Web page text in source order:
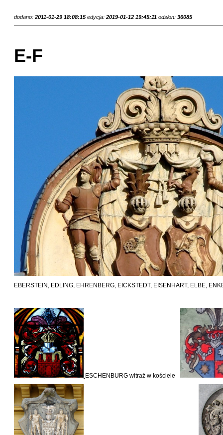
dodano: 2011-01-29 18:08:15 edycja: 2019-01-12 19:45:11 odsłon: 36085
E-F
EBERSTEIN, EDLING, EHRENBERG, EICKSTEDT, EISENHART, ELBE,
ESCHENBURG witraż w kościele